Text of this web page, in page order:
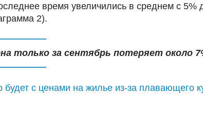
время увеличились в среднем с
2).
за сентябрь потеряет около
будет с ценами на жилье из-за плавающего